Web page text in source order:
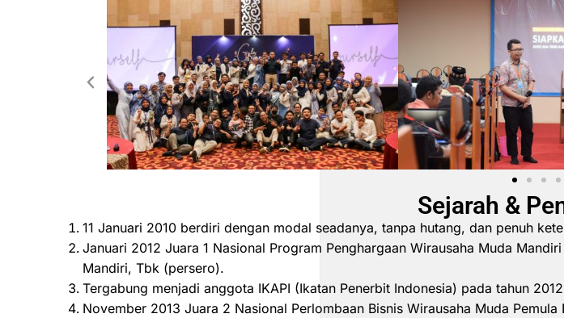
Sejarah &
11 Januari 2010 berdiri dengan modal seadanya, tanpa hutang, dan penuh
Januari 2012 Juara 1 Nasional Program Penghargaan Wirausaha Muda
Mandiri, Tbk (persero).
Tergabung menjadi anggota IKAPI (Ikatan Penerbit Indonesia) pada tahun
November 2013 Juara 2 Nasional Perlombaan Bisnis Wirausaha Muda